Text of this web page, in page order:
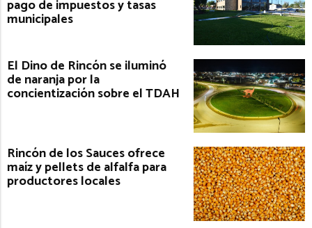
pago de impuestos y tasas
municipales
El Dino de Rincón se iluminó
de naranja por la
concientización sobre el TDAH
Rincón de los Sauces ofrece
maíz y pellets de alfalfa para
productores locales